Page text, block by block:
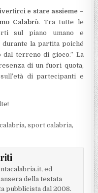
e stare assieme –
Calabrò. Tra tutte le
sul piano umano e
durante la partita poiché
terreno di gioco.” La
di un fuori quota,
di partecipanti e
,sport calabria,
ed
della testata
pubblicista dal 2008.